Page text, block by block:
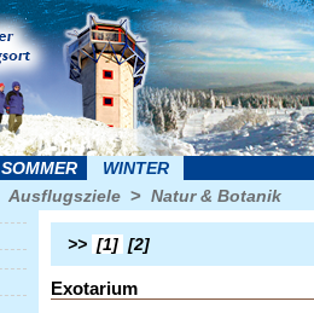
SOMMER WINTER
Ausflugsziele > Natur & Botanik
>> [1] [2]
Exotarium